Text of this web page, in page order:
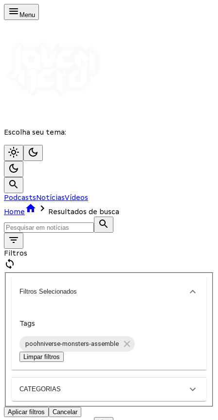
Menu
Escolha seu tema:
PodcastsNotíciasVídeos
Home
Resultados de busca
Filtros
Filtros Selecionados
Tags
poohniverse-monsters-assemble
Limpar filtros
CATEGORIAS
Aplicar filtros Cancelar